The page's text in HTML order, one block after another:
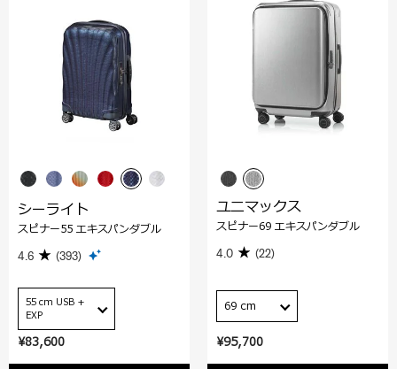
¥83,600
シーライト
スピナー55 エキスパンダブル
4.6 (393)
55 cm USB +
EXP
¥95,700
ユニマックス
スピナー69 エキスパンダブル
4.0 (22)
69 cm